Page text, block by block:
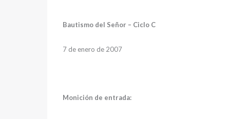
Bautismo del Señor – Ciclo C
7 de enero de 2007
Monición de entrada: